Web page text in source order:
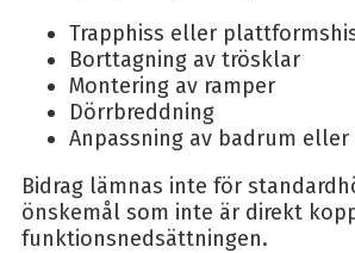
Trapphiss eller
Borttagning av trösklar
Montering av ramper
Dörrbreddning
Anpassning av badrum
Bidrag lämnas inte för
önskemål som inte är direkt
funktionsnedsättningen.